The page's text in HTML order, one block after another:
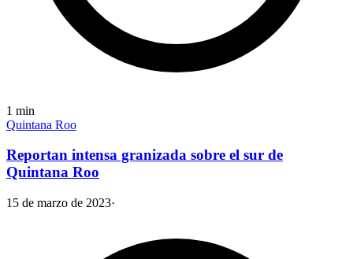
1 min
Quintana Roo
Reportan intensa granizada sobre el sur de
Quintana Roo
15 de marzo de 2023·